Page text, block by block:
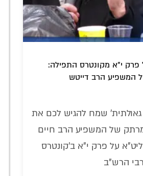
פרק י"א מקונטרס התפילה:
המשפיע הרב דייטש
גאולתית' שמח להגיש לכם את
של המשפיע הרב חיים
על פרק י"א ב'קונטרס
הרש"ב